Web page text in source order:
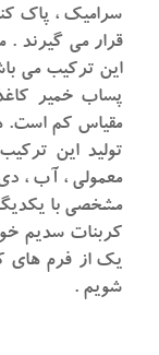
سرامیک ، پاک
قرار می گیرند .
این ترکیب می
پساب خمیر
مقیاس کم است.
تولید این
معمولی ، آب ،
مشخصی با
کربنات سدیم
یک از فرم های
شویم .